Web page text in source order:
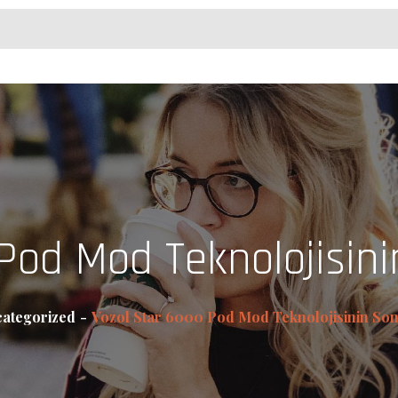
Mod
Vozol Star 6000 Pod Mod Teknolojisinin